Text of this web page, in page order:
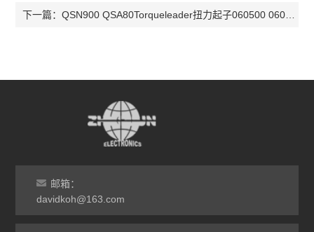
下一篇：QSN900 QSA80Torqueleader扭力起子060500 060600 060520 060620
邮箱：
davidkoh@163.com